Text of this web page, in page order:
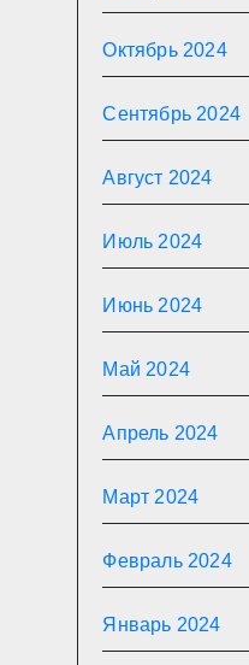
Октябрь 2024
Сентябрь 2024
Август 2024
Июль 2024
Июнь 2024
Май 2024
Апрель 2024
Март 2024
Февраль 2024
Январь 2024